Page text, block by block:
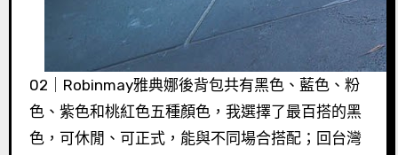
02｜Robinmay雅典娜後背包共有黑色、藍色、粉
色、紫色和桃紅色五種顏色，我選擇了最百搭的黑
色，可休閒、可正式，能與不同場合搭配；回台灣